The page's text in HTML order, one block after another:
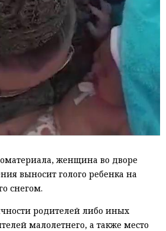
женщина во дворе
выносит голого ребенка на
снегом.
родителей либо иных
малолетнего, а также место